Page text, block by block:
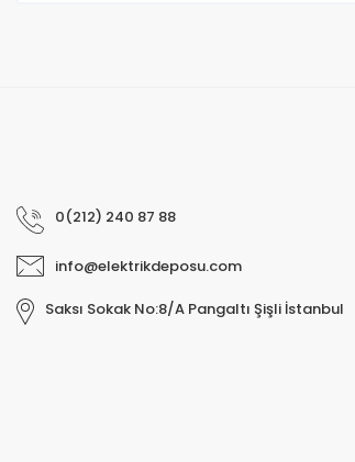
0(212) 240 87 88
info@elektrikdeposu.com
Saksı Sokak No:8/A Pangaltı Şişli İstanbul